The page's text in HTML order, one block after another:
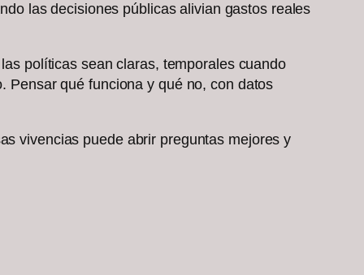
las decisiones públicas alivian gastos reales
políticas sean claras, temporales cuando
Pensar qué funciona y qué no, con datos
vivencias puede abrir preguntas mejores y